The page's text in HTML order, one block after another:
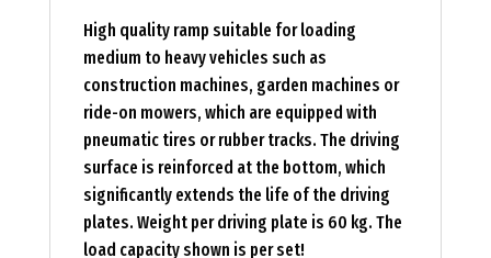
High quality ramp suitable for loading
medium to heavy vehicles such as
construction machines, garden machines or
ride-on mowers, which are equipped with
pneumatic tires or rubber tracks. The driving
surface is reinforced at the bottom, which
significantly extends the life of the driving
plates. Weight per driving plate is 60 kg. The
load capacity shown is per set!